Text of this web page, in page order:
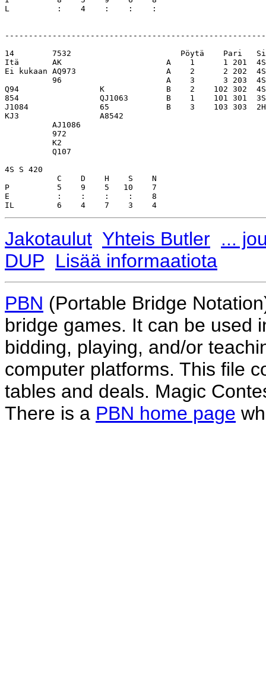
Jakotaulut Yhteis Butler ...
DUP Lisää informaatiota
PBN (Portable Bridge
bridge games. It can be used
bidding, playing, and/or
computer platforms. This file
tables and deals. Magic
There is a PBN home page